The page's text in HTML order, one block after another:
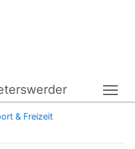
& Freizeit